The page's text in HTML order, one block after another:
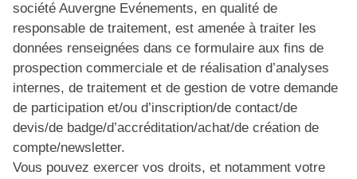
société Auvergne Evénements, en qualité de
responsable de traitement, est amenée à traiter les
données renseignées dans ce formulaire aux fins de
prospection commerciale et de réalisation d’analyses
internes, de traitement et de gestion de votre demande
de participation et/ou d’inscription/de contact/de
devis/de badge/d’accréditation/achat/de création de
compte/newsletter.
Vous pouvez exercer vos droits, et notamment votre